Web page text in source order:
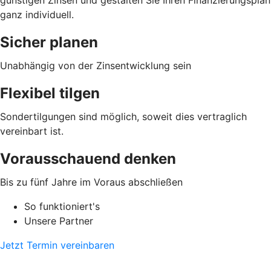
ganz individuell.
Sicher planen
Unabhängig von der Zinsentwicklung sein
Flexibel tilgen
Sondertilgungen sind möglich, soweit dies vertraglich
vereinbart ist.
Vorausschauend denken
Bis zu fünf Jahre im Voraus abschließen
So funktioniert's
Unsere Partner
Jetzt Termin vereinbaren